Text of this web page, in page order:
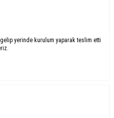
yerinde kurulum yaparak teslim etti